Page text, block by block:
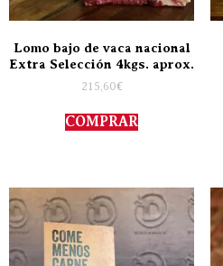
Lomo bajo de vaca nacional
Extra Selección 4kgs. aprox.
215,60€
COMPRAR